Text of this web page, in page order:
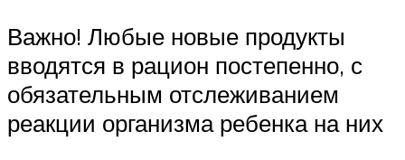
Важно! Любые новые продукты
вводятся в рацион постепенно, с
обязательным отслеживанием
реакции организма ребенка на них